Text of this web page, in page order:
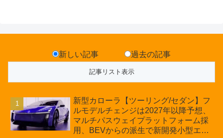
新しい記事 過去の記事
新型カローラ【ツーリング/セダン】フ
ルモデルチェンジは2027年以降予想、
マルチパスウェイプラットフォーム採
用、BEVからの派生で新開発小型エン